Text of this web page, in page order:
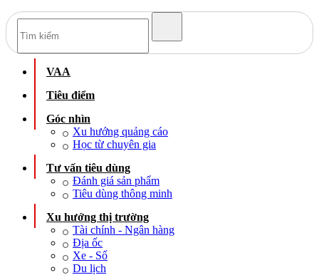
VAA
Tiêu điểm
Góc nhìn
Xu hướng quảng cáo
Học từ chuyên gia
Tư vấn tiêu dùng
Đánh giá sản phẩm
Tiêu dùng thông minh
Xu hướng thị trường
Tài chính - Ngân hàng
Địa ốc
Xe - Số
Du lịch